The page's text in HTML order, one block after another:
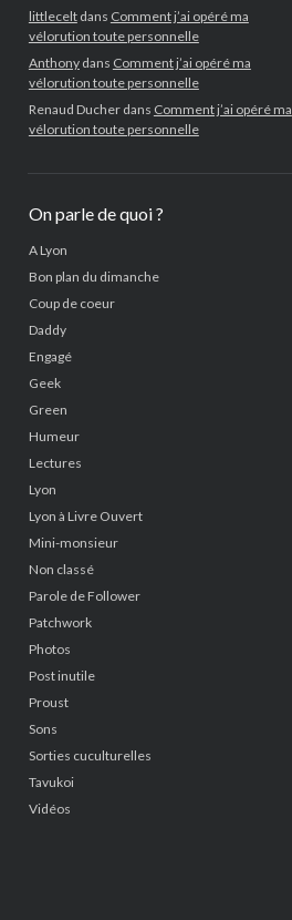
littleceltdans Comment j’ai opéré ma
vélorution toute personnelle
Anthonydans Comment j’ai opéré ma
vélorution toute personnelle
Renaud Ducherdans Comment j’ai opéré ma
vélorution toute personnelle
On parle de quoi ?
A Lyon
Bon plan du dimanche
Coup de coeur
Daddy
Engagé
Geek
Green
Humeur
Lectures
Lyon
Lyon à Livre Ouvert
Mini-monsieur
Non classé
Parole de Follower
Patchwork
Photos
Post inutile
Proust
Sons
Sorties cuculturelles
Tavukoi
Vidéos